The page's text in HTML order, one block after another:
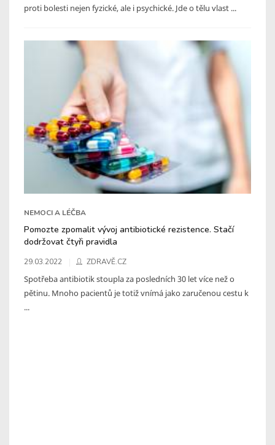
proti bolesti nejen fyzické, ale i psychické. Jde o tělu vlast ...
NEMOCI A LÉČBA
Pomozte zpomalit vývoj antibiotické rezistence. Stačí
dodržovat čtyři pravidla
29.03.2022 ZDRAVĚ.CZ
Spotřeba antibiotik stoupla za posledních 30 let více než o
pětinu. Mnoho pacientů je totiž vnímá jako zaručenou cestu k
...